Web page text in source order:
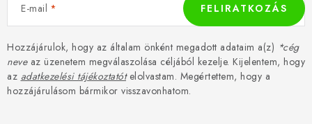
E-mail
Hozzájárulok, hogy az általam önként megadott adataim a(z) *cég
neveaz üzenetem megválaszolása céljából kezelje. Kijelentem, hogy
az adatkezelési tájékoztatótelolvastam. Megértettem, hogy a
hozzájárulásom bármikor visszavonhatom.
FELIRATKOZÁS